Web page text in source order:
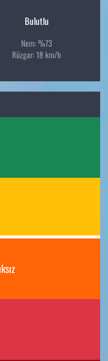
Bulutlu
Nem: %73
Rüzgar: 18 km/h